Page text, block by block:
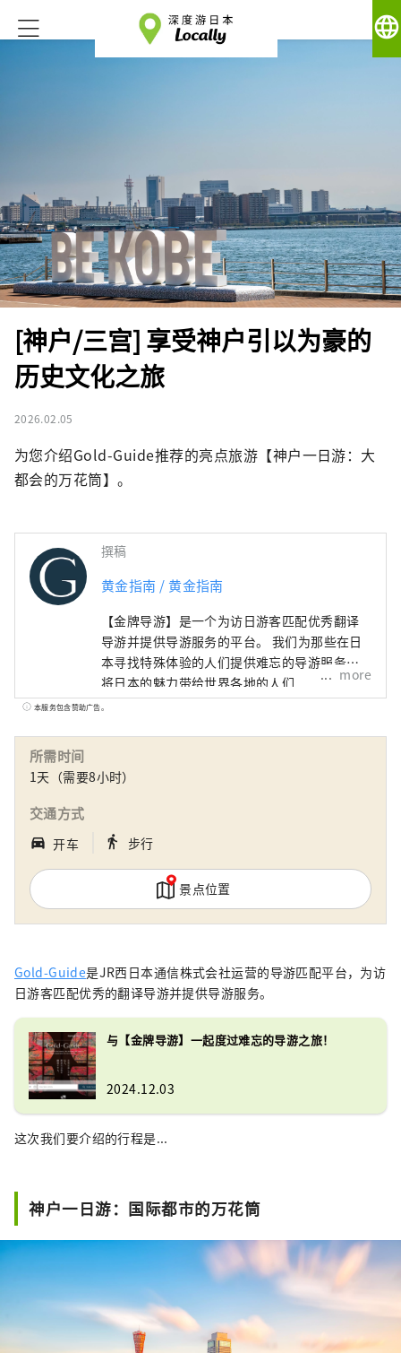
language
[神户/三宫] 享受神户引以为豪的
历史文化之旅
2026.02.05
为您介绍Gold-Guide推荐的亮点旅游【神户一日游：大
都会的万花筒】。
撰稿
黄金指南 / 黄金指南
【金牌导游】是一个为访日游客匹配优秀翻译
导游并提供导游服务的平台。 我们为那些在日
本寻找特殊体验的人们提供难忘的导游服务。
将日本的魅力带给世界各地的人们
more
本服务包含赞助广告。
所需时间
1天（需要8小时）
交通方式
directions_car_filled 开车 directions_walk 步行
景点位置
Gold-Guide是JR西日本通信株式会社运营的导游匹配平台，为访
日游客匹配优秀的翻译导游并提供导游服务。
与【金牌导游】一起度过难忘的导游之旅！
2024.12.03
这次我们要介绍的行程是...
神户一日游：国际都市的万花筒